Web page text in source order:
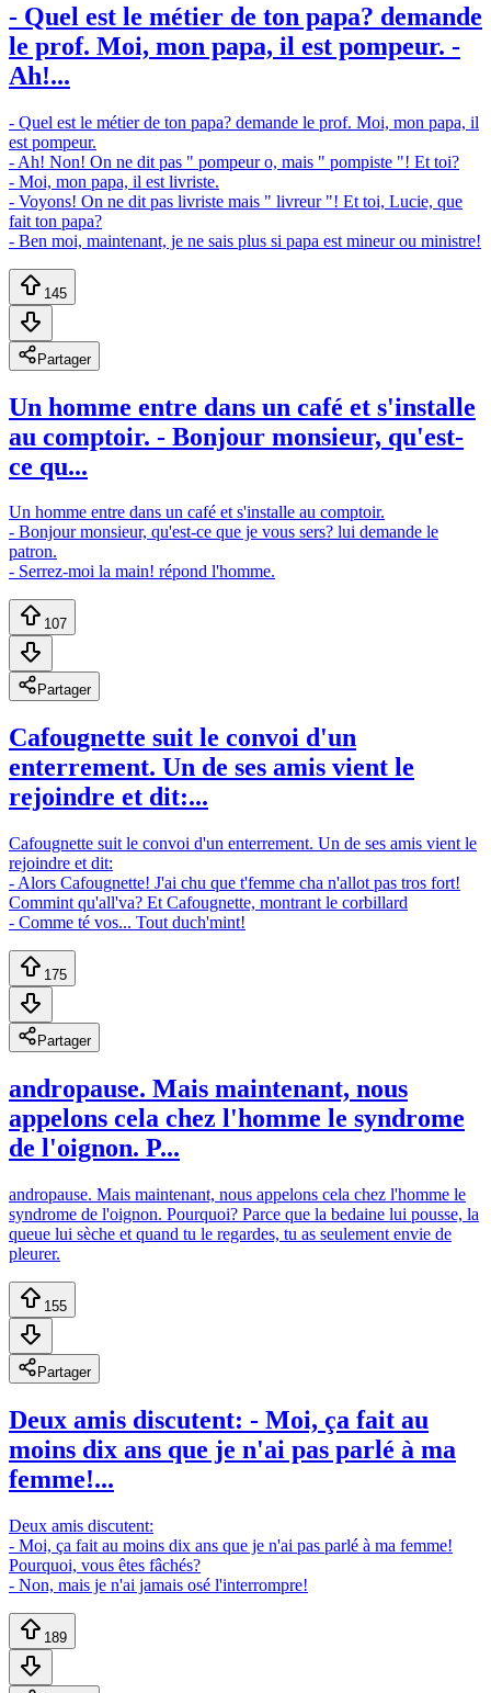
- Quel est le métier de ton papa? demande
le prof. Moi, mon papa, il est pompeur. -
Ah!...
- Quel est le métier de ton papa? demande le prof. Moi, mon papa, il
est pompeur.
- Ah! Non! On ne dit pas " pompeur o, mais " pompiste "! Et toi?
- Moi, mon papa, il est livriste.
- Voyons! On ne dit pas livriste mais " livreur "! Et toi, Lucie, que
fait ton papa?
- Ben moi, maintenant, je ne sais plus si papa est mineur ou ministre!
145
Partager
Un homme entre dans un café et s'installe
au comptoir. - Bonjour monsieur, qu'est-
ce qu...
Un homme entre dans un café et s'installe au comptoir.
- Bonjour monsieur, qu'est-ce que je vous sers? lui demande le
patron.
- Serrez-moi la main! répond l'homme.
107
Partager
Cafougnette suit le convoi d'un
enterrement. Un de ses amis vient le
rejoindre et dit:...
Cafougnette suit le convoi d'un enterrement. Un de ses amis vient le
rejoindre et dit:
- Alors Cafougnette! J'ai chu que t'femme cha n'allot pas tros fort!
Commint qu'all'va? Et Cafougnette, montrant le corbillard
- Comme té vos... Tout duch'mint!
175
Partager
andropause. Mais maintenant, nous
appelons cela chez l'homme le syndrome
de l'oignon. P...
andropause. Mais maintenant, nous appelons cela chez l'homme le
syndrome de l'oignon. Pourquoi? Parce que la bedaine lui pousse, la
queue lui sèche et quand tu le regardes, tu as seulement envie de
pleurer.
155
Partager
Deux amis discutent: - Moi, ça fait au
moins dix ans que je n'ai pas parlé à ma
femme!...
Deux amis discutent:
- Moi, ça fait au moins dix ans que je n'ai pas parlé à ma femme!
Pourquoi, vous êtes fâchés?
- Non, mais je n'ai jamais osé l'interrompre!
189